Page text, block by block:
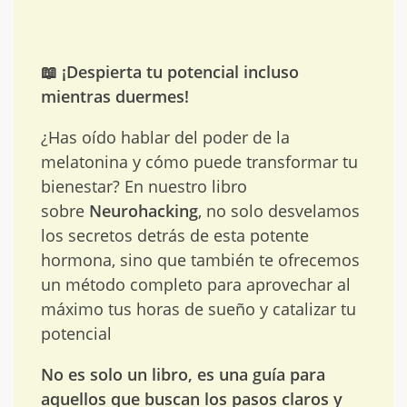
📖 ¡Despierta tu potencial incluso
mientras duermes!
¿Has oído hablar del poder de la
melatonina y cómo puede transformar tu
bienestar? En nuestro libro
sobre Neurohacking, no solo desvelamos
los secretos detrás de esta potente
hormona, sino que también te ofrecemos
un método completo para aprovechar al
máximo tus horas de sueño y catalizar tu
potencial
No es solo un libro, es una guía para
aquellos que buscan los pasos claros y